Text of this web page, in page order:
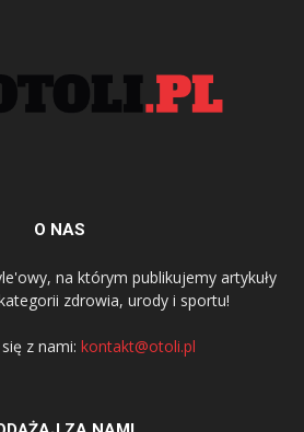
O NAS
na którym publikujemy artykuły
zdrowia, urody i sportu!
z nami: kontakt@otoli.pl